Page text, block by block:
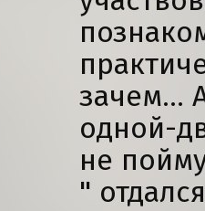
зачем...
одной-
не
"